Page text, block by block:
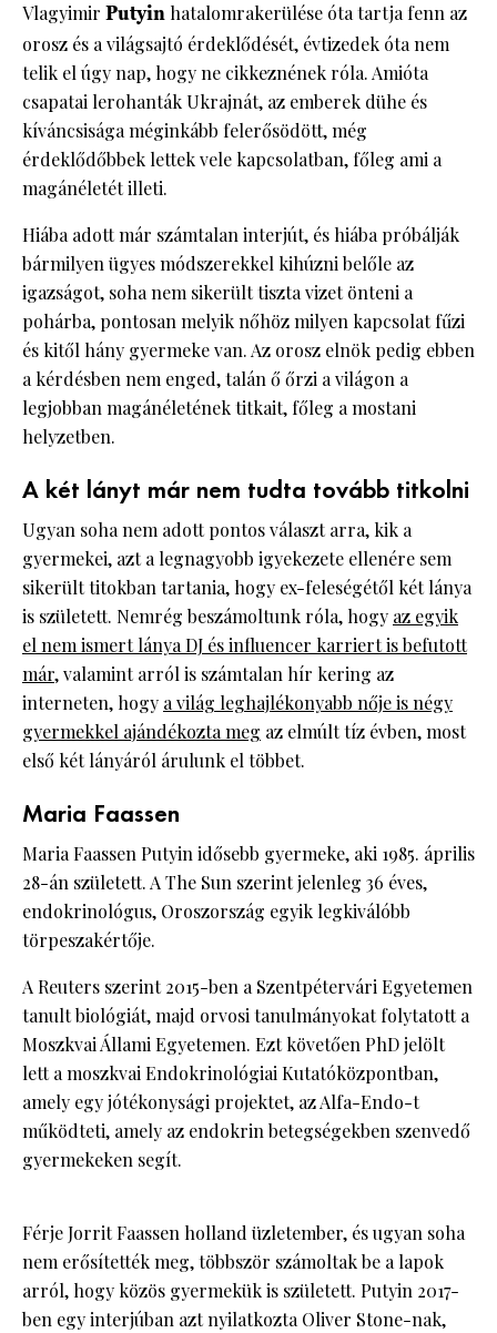
Vlagyimir Putyin hatalomrakerülése óta tartja fenn az
orosz és a világsajtó érdeklődését, évtizedek óta nem
telik el úgy nap, hogy ne cikkeznének róla. Amióta
csapatai lerohanták Ukrajnát, az emberek dühe és
kíváncsisága méginkább felerősödött, még
érdeklődőbbek lettek vele kapcsolatban, főleg ami a
magánéletét illeti.
Hiába adott már számtalan interjút, és hiába próbálják
bármilyen ügyes módszerekkel kihúzni belőle az
igazságot, soha nem sikerült tiszta vizet önteni a
pohárba, pontosan melyik nőhöz milyen kapcsolat fűzi
és kitől hány gyermeke van. Az orosz elnök pedig ebben
a kérdésben nem enged, talán ő őrzi a világon a
legjobban magánéletének titkait, főleg a mostani
helyzetben.
A két lányt már nem tudta tovább titkolni
Ugyan soha nem adott pontos választ arra, kik a
gyermekei, azt a legnagyobb igyekezete ellenére sem
sikerült titokban tartania, hogy ex-feleségétől két lánya
is született. Nemrég beszámoltunk róla, hogy az egyik
el nem ismert lánya DJ és influencer karriert is befutott
már, valamint arról is számtalan hír kering az
interneten, hogy a világ leghajlékonyabb nője is négy
gyermekkel ajándékozta meg az elmúlt tíz évben, most
első két lányáról árulunk el többet.
Maria Faassen
Maria Faassen Putyin idősebb gyermeke, aki 1985. április
28-án született. A The Sun szerint jelenleg 36 éves,
endokrinológus, Oroszország egyik legkiválóbb
törpeszakértője.
A Reuters szerint 2015-ben a Szentpétervári Egyetemen
tanult biológiát, majd orvosi tanulmányokat folytatott a
Moszkvai Állami Egyetemen. Ezt követően PhD jelölt
lett a moszkvai Endokrinológiai Kutatóközpontban,
amely egy jótékonysági projektet, az Alfa-Endo-t
működteti, amely az endokrin betegségekben szenvedő
gyermekeken segít.
Férje Jorrit Faassen holland üzletember, és ugyan soha
nem erősítették meg, többször számoltak be a lapok
arról, hogy közös gyermekük is született. Putyin 2017-
ben egy interjúban azt nyilatkozta Oliver Stone-nak,